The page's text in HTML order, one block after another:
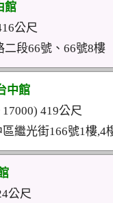
館
公尺
二段66號、66號8樓
中館
419公尺
繼光街166號1樓,4
公尺